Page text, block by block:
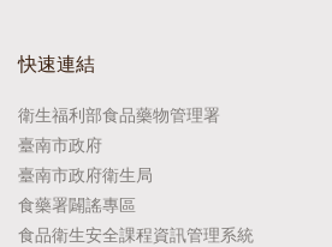
快速連結
衛生福利部食品藥物管理署
臺南市政府
臺南市政府衛生局
食藥署闢謠專區
食品衛生安全課程資訊管理系統